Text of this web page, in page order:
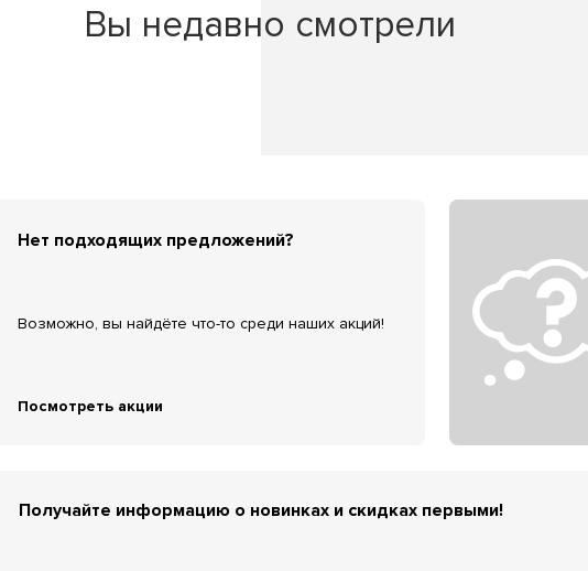
Вы недавно смотрели
Нет подходящих предложений?
Возможно, вы найдёте что-то среди наших акций!
Посмотреть акции
Получайте информацию о новинках и скидках первыми!